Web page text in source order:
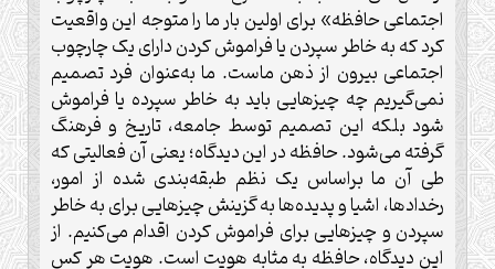
اجتماعی حافظه» برای اولین بار ما را متوجه این واقعیت
کرد که به خاطر سپردن یا فراموش کردن دارای یک چارچوب
اجتماعی بیرون از ذهن ماست. ما به‌عنوان فرد تصمیم
نمی‌گیریم چه چیزهایی باید به خاطر سپرده یا فراموش
شود بلکه این تصمیم توسط جامعه، تاریخ و فرهنگ
گرفته می‌شود. حافظه در این دیدگاه؛ یعنی آن فعالیتی که
طی آن ما براساس یک نظم طبقه‌بندی شده از امور،
رخدادها، اشیا و پدیده‌ها به گزینش چیزهایی برای به خاطر
سپردن و چیزهایی برای فراموش کردن اقدام می‌کنیم. از
این دیدگاه، حافظه به مثابه هویت است. هویت هر کس